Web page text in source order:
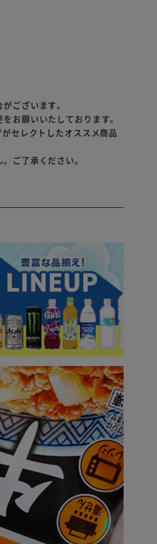
セットです。
ございます。
お願いいたしております。
セレクトしたオススメ商品
ご了承ください。